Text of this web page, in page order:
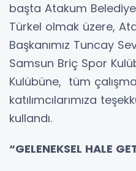
başta Atakum Belediye
Türkel olmak üzere,
Başkanımız Tuncay
Samsun Briç Spor
Kulübüne, tüm
katılımcılarımıza
kullandı.
“GELENEKSEL HALE